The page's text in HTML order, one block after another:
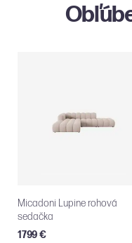
Micadoni Lupine rohová
sedačka
1799 €